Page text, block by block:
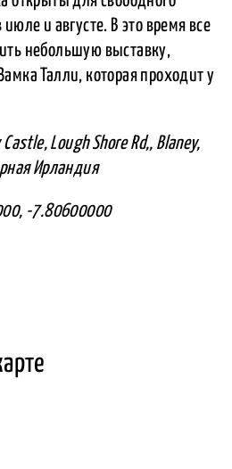
и августе. В это время все
небольшую выставку,
Талли, которая проходит у
Castle, Lough Shore Rd,, Blaney,
Ирландия
-7.80600000